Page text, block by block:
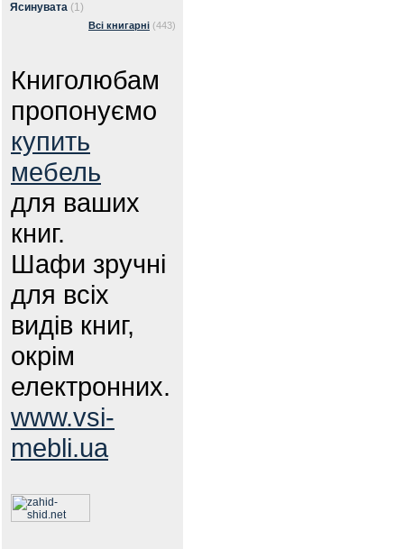
Ясинувата (1)
Всі книгарні (443)
Книголюбам
пропонуємо
купить
мебель
для ваших
книг.
Шафи зручні
для всіх
видів книг,
окрім
електронних.
www.vsi-
mebli.ua